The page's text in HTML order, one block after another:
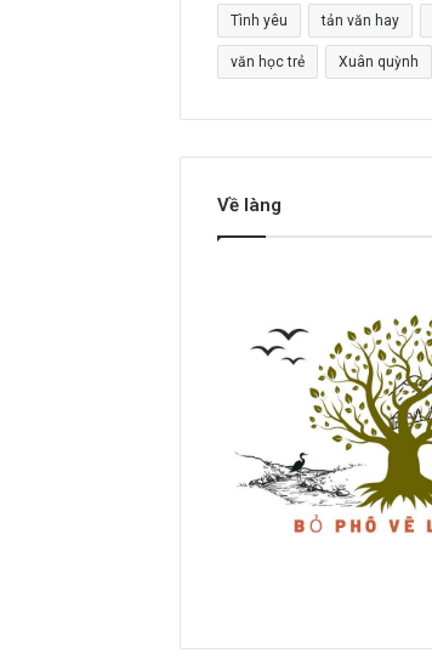
Tình yêu tản văn hay
văn học trẻ Xuân quỳnh
Về làng